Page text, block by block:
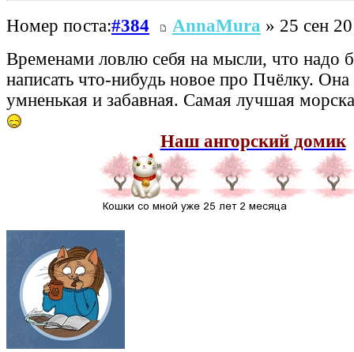
Номер поста:#384 AnnaMura » 25 сен
Временами ловлю себя на мысли, что надо
написать что-нибудь новое про Пчёлку. Она
умненькая и забавная. Самая лучшая
Наш ангорский домик